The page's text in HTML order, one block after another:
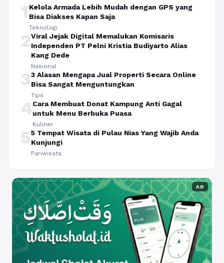
1 Kelola Armada Lebih Mudah dengan GPS yang
Bisa Diakses Kapan Saja
Teknologi
2Viral Jejak Digital Memalukan Komisaris
Independen PT Pelni Kristia Budiyarto Alias
Kang Dede
Nasional
33 Alasan Mengapa Jual Properti Secara Online
Bisa Sangat Menguntungkan
Tips
4Cara Membuat Donat Kampung Anti Gagal
untuk Menu Berbuka Puasa
Kuliner
55 Tempat Wisata di Pulau Nias Yang Wajib Anda
Kunjungi
Pariwisata
AD